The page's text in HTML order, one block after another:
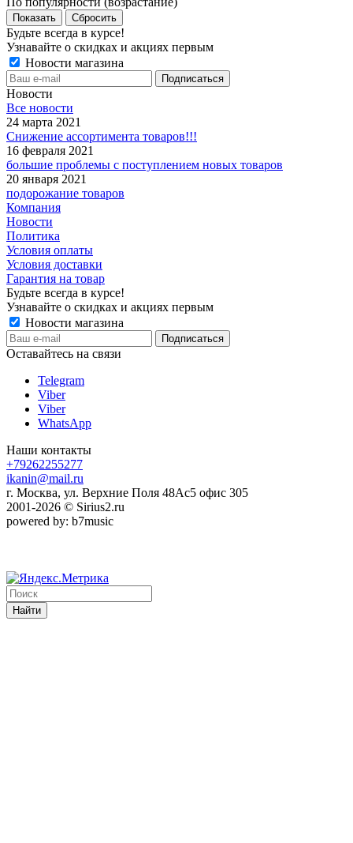
Сбросить
Будьте всегда в курсе!
Узнавайте о скидках и акциях первым
Новости магазина
Новости
Все новости
24 марта 2021
Снижение ассортимента товаров!!!
16 февраля 2021
большие проблемы с поступлением новых товаров
20 января 2021
подорожание товаров
Компания
Новости
Политика
Условия оплаты
Условия доставки
Гарантия на товар
Будьте всегда в курсе!
Узнавайте о скидках и акциях первым
Новости магазина
Оставайтесь на связи
Telegram
Viber
Viber
WhatsApp
Наши контакты
+79262255277
ikanin@mail.ru
г. Москва, ул. Верхние Поля 48Ас5 офис 305
2001-2026 © Sirius2.ru
powered by: b7music
Найти